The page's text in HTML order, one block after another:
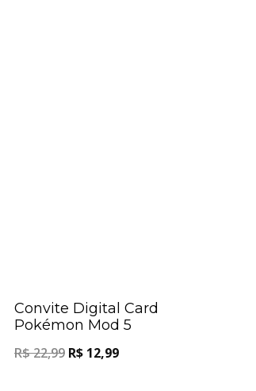
Convite Digital Card
Pokémon Mod 5
R$22,99 R$ 12,99